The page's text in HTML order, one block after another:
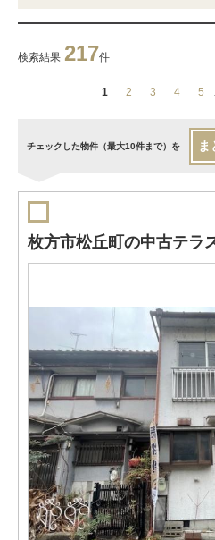
検索結果 217件
1 2 3 4 5
チェックした物件（最大10件まで）を
枚方市松丘町の中古テラ